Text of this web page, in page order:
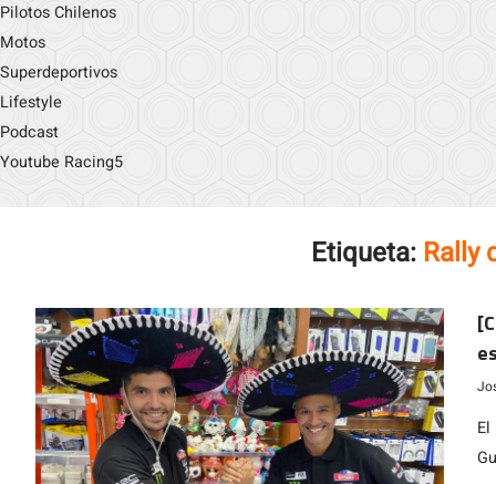
Pilotos Chilenos
Motos
Superdeportivos
Lifestyle
Podcast
Youtube Racing5
Etiqueta: Rally